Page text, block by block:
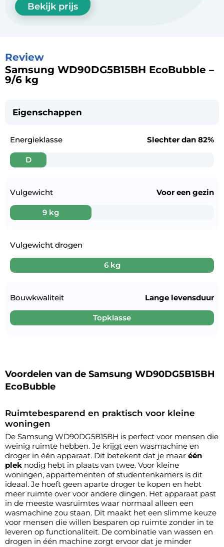
Bekijk prijs
Review
Samsung WD90DG5B15BH EcoBubble –
9/6 kg
Eigenschappen
Energieklasse
D
Slechter dan 82%
Vulgewicht
9 kg
Voor een gezin
Vulgewicht drogen
6 kg
Bouwkwaliteit
Topklasse
Lange levensduur
Voordelen van de Samsung WD90DG5B15BH
EcoBubble
Ruimtebesparend en praktisch voor kleine
woningen
De Samsung WD90DG5B15BH is perfect voor mensen die
weinig ruimte hebben. Je krijgt een wasmachine en
droger in één apparaat. Dit betekent dat je maar één
plek nodig hebt in plaats van twee. Voor kleine
woningen, appartementen of studentenkamers is dit
ideaal. Je hoeft geen aparte droger te kopen en hebt
meer ruimte over voor andere dingen. Het apparaat past
in de meeste wasruimtes waar normaal alleen een
wasmachine zou staan. Dit maakt het een slimme keuze
voor mensen die willen besparen op ruimte zonder in te
leveren op functionaliteit. De combinatie van wassen en
drogen in één machine zorgt ervoor dat je minder